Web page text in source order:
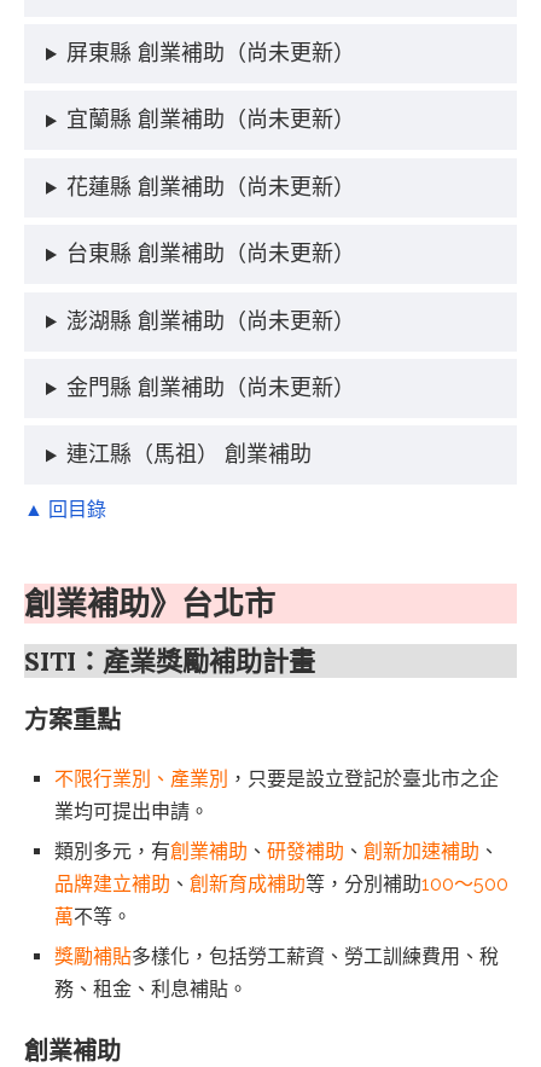
屏東縣 創業補助（尚未更新）
宜蘭縣 創業補助（尚未更新）
花蓮縣 創業補助（尚未更新）
台東縣 創業補助（尚未更新）
澎湖縣 創業補助（尚未更新）
金門縣 創業補助（尚未更新）
連江縣（馬祖） 創業補助
▲ 回目錄
創業補助》台北市
SITI：產業獎勵補助計畫
方案重點
不限行業別、產業別 ，只要是設立登記於臺北市之企
業均可提出申請。
類別多元，有創業補助 、 研發補助 、 創新加速補助 、
品牌建立補助 、 創新育成補助等，分別補助100～500
萬不等。
獎勵補貼多樣化，包括勞工薪資、勞工訓練費用、稅
務、租金、利息補貼。
創業補助